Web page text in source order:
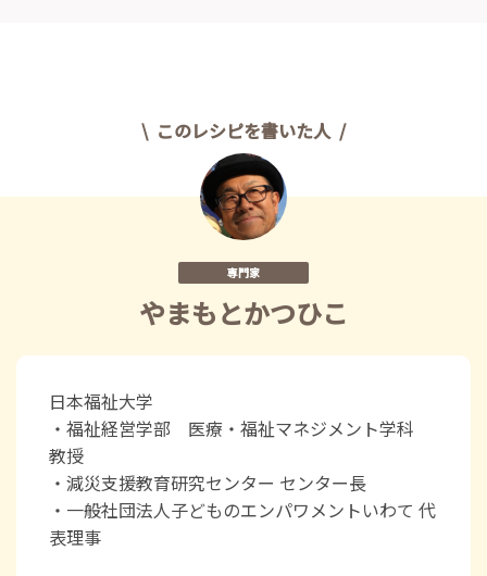
このレシピを書いた人
専門家
やまもとかつひこ
日本福祉大学
・福祉経営学部 医療・福祉マネジメント学科
教授
・減災支援教育研究センター センター長
・一般社団法人子どものエンパワメントいわて 代
表理事